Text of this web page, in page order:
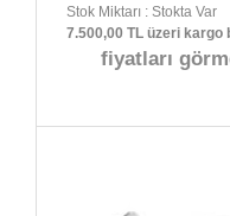
Stok Miktarı : Stokta Var
7.500,00 TL üzeri kargo
fiyatları